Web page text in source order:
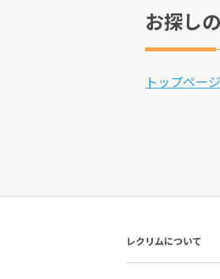
お探し
トップペー
レクリムについて